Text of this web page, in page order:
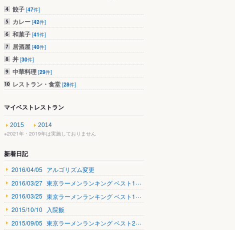
餃子 [47件]
カレー [42件]
和菓子 [41件]
居酒屋 [40件]
丼 [30件]
中華料理 [29件]
レストラン・食堂 [28件]
マイベストレストラン
2015
2014
※2021年・2019年は実施しておりません
新着日記
2016/04/05 アルゴリズム変更
2016/03/27 東京ラーメンランキング ベスト100 訪問記録
2016/03/25 東京ラーメンランキング ベスト100 訪問記録
2015/10/10
入院飯
2015/09/05 東京ラーメンランキング ベスト20 訪問記録